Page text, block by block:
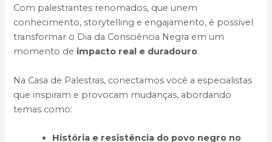
Com palestrantes renomados, que unem
conhecimento, storytelling e engajamento, é possível
transformar o Dia da Consciência Negra em um
momento de impacto real e duradouro.
Na Casa de Palestras, conectamos você a especialistas
que inspiram e provocam mudanças, abordando
temas como:
História e resistência do povo negro no